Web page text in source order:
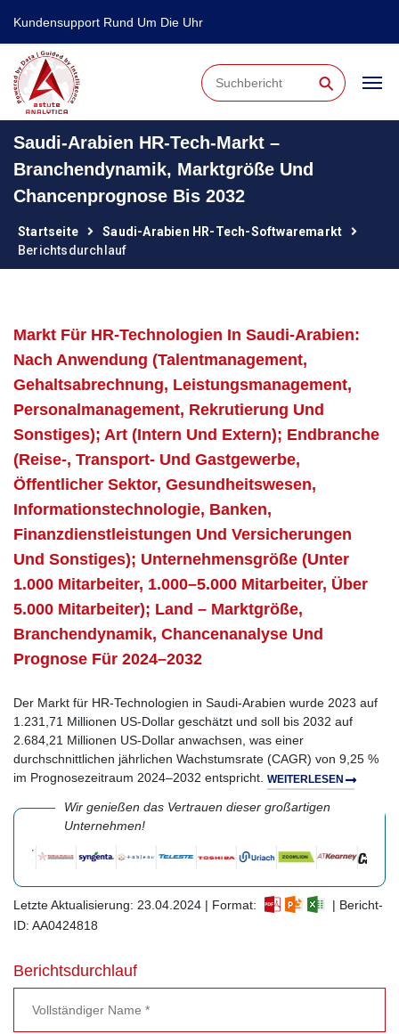
Kundensupport Rund Um Die Uhr
⚲
Saudi-Arabien HR-Tech-Markt –
Branchendynamik, Marktgröße Und
Chancenprognose Bis 2032
Startseite
Saudi-Arabien HR-Tech-Softwaremarkt
Berichtsdurchlauf
Markt Für HR-Technologien In Saudi-Arabien:
Nach Anwendung (Talentmanagement,
Gehaltsabrechnung, Leistungsmanagement,
Personalmanagement, Rekrutierung Und
Sonstiges); Art (intern Und Extern); Endbranche
(Reise-, Transport- Und Gastgewerbe,
Öffentlicher Sektor, Gesundheitswesen,
Informationstechnologie, Banken,
Finanzdienstleistungen Und Versicherungen
Und Sonstiges); Unternehmensgröße (unter
1.000 Mitarbeiter, 1.000–5.000 Mitarbeiter, Über
5.000 Mitarbeiter); Land – Marktgröße,
Branchendynamik, Chancenanalyse Und
Prognose Für 2024–2032
Der Markt für HR-Technologien in Saudi-Arabien wurde 2023 auf
1.231,71 Millionen US-Dollar geschätzt und soll bis 2032 auf
2.684,21 Millionen US-Dollar anwachsen, was einer
durchschnittlichen jährlichen Wachstumsrate (CAGR) von 9,25 %
im Prognosezeitraum 2024–2032 entspricht. WEITERLESEN
Wir genießen das Vertrauen dieser großartigen
Unternehmen!
Letzte Aktualisierung: 23.04.2024 | Format:
| Bericht-
ID: AA0424818
Berichtsdurchlauf